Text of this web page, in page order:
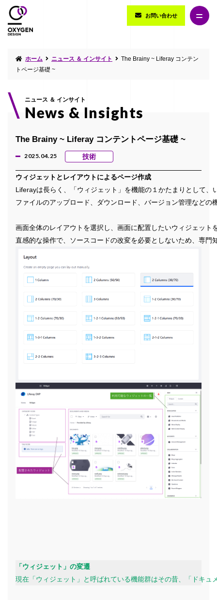
お問い合わせ
ホーム ニュース ＆ インサイト
The Brainy ~ Liferay コンテン
トページ基礎 ~
ニュース ＆ インサイト
News & Insights
The Brainy ~ Liferay コンテントページ基礎 ~
2025.04.25 技術
ウィジェットとレイアウトによるページ作成
Liferayは長らく、「ウィジェット」を機能の１かたまりとして
ファイルのアップロード、ダウンロード、バージョン管理など
画面全体のレイアウトを選択し、画面に配置したいウィジェッ
直感的な操作で、ソースコードの改変を必要としないため、専
「ウィジェット」の変遷
現在「ウィジェット」と呼ばれている機能群はその昔、「ドキ